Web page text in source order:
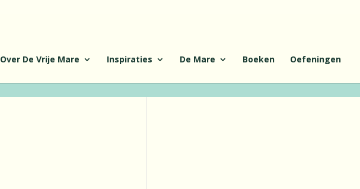
Over De Vrije Mare Inspiraties De Mare Boeken Oefeningen